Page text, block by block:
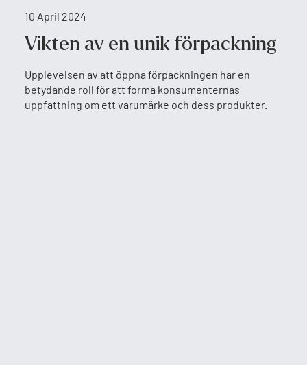
Vikten av en unik förpackning
10 April 2024
Upplevelsen av att öppna förpackningen har en
betydande roll för att forma konsumenternas
uppfattning om ett varumärke och dess produkter.